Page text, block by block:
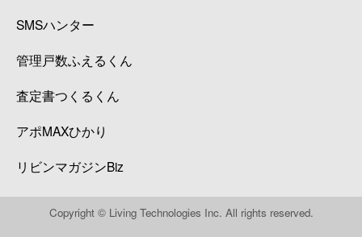
広瀬町
福沢町
福沢町
二日町
二日町
二日町
1,800万円 北四番丁
SMSハンター
管理戸数ふえるくん
査定書つくるくん
アポMAXひかり
リビンマガジンBiz
Copyright © Living Technologies Inc. All rights reserved.